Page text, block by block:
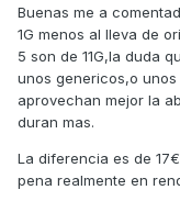
Buenas me a
1G menos al lleva de
5 son de 11G,la duda
unos genericos,o
aprovechan mejor la
duran mas.
La diferencia es de
pena realmente en